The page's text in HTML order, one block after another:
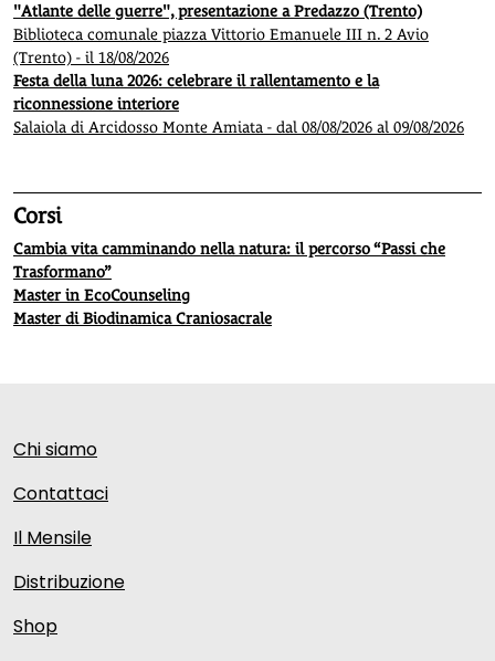
"Atlante delle guerre", presentazione a Predazzo (Trento)
Biblioteca comunale piazza Vittorio Emanuele III n. 2 Avio
(Trento) - il 18/08/2026
Festa della luna 2026: celebrare il rallentamento e la
riconnessione interiore
Salaiola di Arcidosso Monte Amiata - dal 08/08/2026 al 09/08/2026
Corsi
Cambia vita camminando nella natura: il percorso “Passi che
Trasformano”
Master in EcoCounseling
Master di Biodinamica Craniosacrale
Chi siamo
Contattaci
Il Mensile
Distribuzione
Shop